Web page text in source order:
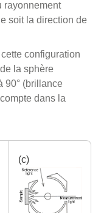
rayonnement
soit la direction de
configuration
la sphère
90° (brillance
dans la
(c)